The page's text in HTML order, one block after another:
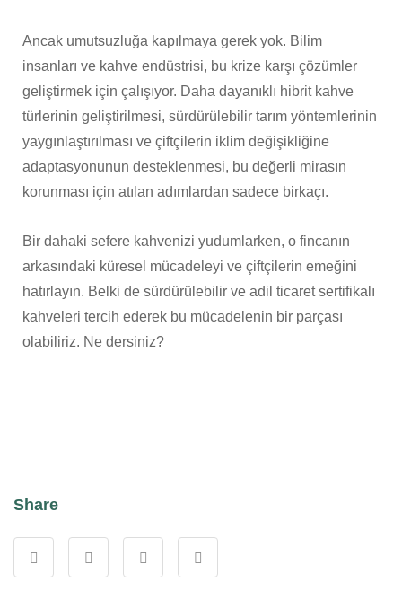
Ancak umutsuzluğa kapılmaya gerek yok. Bilim
insanları ve kahve endüstrisi, bu krize karşı çözümler
geliştirmek için çalışıyor. Daha dayanıklı hibrit kahve
türlerinin geliştirilmesi, sürdürülebilir tarım yöntemlerinin
yaygınlaştırılması ve çiftçilerin iklim değişikliğine
adaptasyonunun desteklenmesi, bu değerli mirasın
korunması için atılan adımlardan sadece birkaçı.
Bir dahaki sefere kahvenizi yudumlarken, o fincanın
arkasındaki küresel mücadeleyi ve çiftçilerin emeğini
hatırlayın. Belki de sürdürülebilir ve adil ticaret sertifikalı
kahveleri tercih ederek bu mücadelenin bir parçası
olabiliriz. Ne dersiniz?
Share